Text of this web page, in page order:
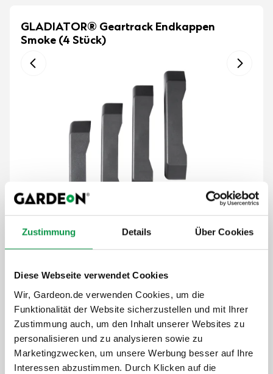
Zustimmung Details Über Cookies
Diese Webseite verwendet Cookies
Wir, Gardeon.de verwenden Cookies, um die
Funktionalität der Website sicherzustellen und mit Ihrer
Zustimmung auch, um den Inhalt unserer Websites zu
personalisieren und zu analysieren sowie zu
Marketingzwecken, um unsere Werbung besser auf Ihre
Interessen abzustimmen. Durch Klicken auf die
GLADIATOR® Geartrack Endkappen
Smoke (4 Stück)
19,-€
Der Preis ist inkl. MwSt.
Auf Lager
Details anzeigen